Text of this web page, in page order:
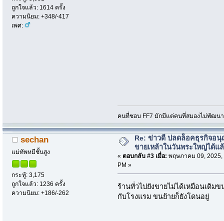
ถูกใจแล้ว: 1614 ครั้ง
ความนิยม: +348/-417
เพศ:
คนที่ชอบ FF7 มักมีแต่คนที่สมองไม่พัฒนา
sechan
แม่ทัพหมีชั้นสูง
กระทู้: 3,175
ถูกใจแล้ว: 1236 ครั้ง
ความนิยม: +186/-262
Re: ข่าวดี ปลดล็อคธุรกิจอนุ
ขายเหล้าในวันพระใหญ่ได้แ
« ตอบกลับ #3 เมื่อ: พฤษภาคม 09, 2025,
PM »
ร้านทั่วไปยังขายไม่ได้เหมือนเดิม
กับโรงแรม ขนย้ายก็ยังโดนอยู่